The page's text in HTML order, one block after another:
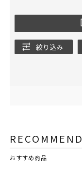
絞り込み
RECOMMEND
おすすめ商品